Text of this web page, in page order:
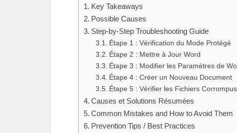
Key Takeaways
Possible Causes
Step-by-Step Troubleshooting Guide
Étape 1 : Vérification du Mode Protégé
Étape 2 : Mettre à Jour Word
Étape 3 : Modifier les Paramètres de
Étape 4 : Créer un Nouveau Document
Étape 5 : Vérifier les Fichiers Corrompus
Causes et Solutions Résumées
Common Mistakes and How to Avoid Them
Prevention Tips / Best Practices